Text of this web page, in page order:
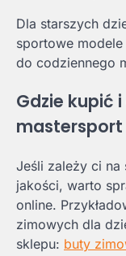
Dla starszych
sportowe
do codziennego
Gdzie kupić
mastersport
Jeśli zależy ci
jakości, warto
online.
zimowych dla
sklepu: buty